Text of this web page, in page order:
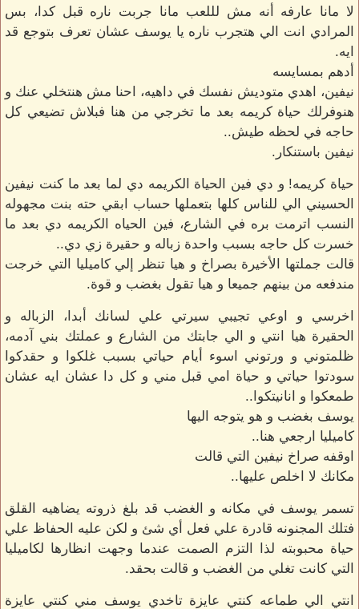
لا مانا عارفه أنه مش لللعب مانا جربت ناره قبل كدا، بس
المرادي انت الي هتجرب ناره يا يوسف عشان تعرف بتوجع قد
ايه.
أدهم بمسايسه
نيفين، اهدي متوديش نفسك في داهيه، احنا مش هنتخلي عنك و
هنوفرلك حياة كريمه بعد ما تخرجي من هنا فبلاش تضيعي كل
حاجه في لحظه طيش..
نيفين باستنكار.
حياة كريمه! و دي فين الحياة الكريمه دي لما بعد ما كنت نيفين
الحسيني الي للناس كلها بتعملها حساب ابقي حته بنت مجهوله
النسب اترمت بره في الشارع، فين الحياه الكريمه دي بعد ما
خسرت كل حاجه بسبب واحدة زباله و حقيرة زي دي..
قالت جملتها الأخيرة بصراخ و هيا تنظر إلي كاميليا التي خرجت
مندفعه من بينهم جميعا و هيا تقول بغضب و قوة.
اخرسي و اوعي تجيبي سيرتي علي لسانك أبدا، الزباله و
الحقيرة هيا انتي و الي جابتك من الشارع و عملتك بني آدمه،
ظلمتوني و ورتوني اسوء أيام حياتي بسبب غلكوا و حقدكوا
سودتوا حياتي و حياة امي قبل مني و كل دا عشان ايه عشان
طمعكوا و انانيتكوا..
يوسف بغضب و هو يتوجه اليها
كاميليا ارجعي هنا..
اوقفه صراخ نيفين التي قالت
مكانك لا اخلص عليها..
تسمر يوسف في مكانه و الغضب قد بلغ ذروته يضاهيه القلق
فتلك المجنونه قادرة علي فعل أي شئ و لكن عليه الحفاظ علي
حياة محبوبته لذا التزم الصمت عندما وجهت انظارها لكاميليا
التي كانت تغلي من الغضب و قالت بحقد.
انتي الي طماعه كنتي عايزة تاخدي يوسف مني كنتي عايزة